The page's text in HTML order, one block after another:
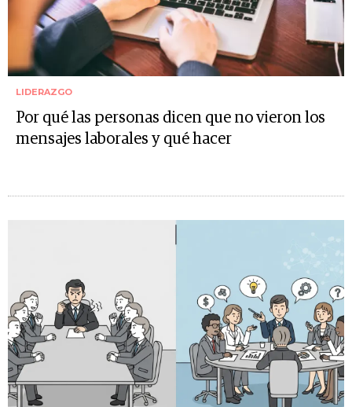
LIDERAZGO
Por qué las personas dicen que no vieron los
mensajes laborales y qué hacer